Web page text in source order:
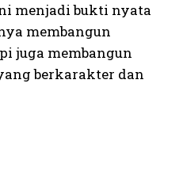
menjadi bukti nyata
membangun
juga membangun
berkarakter dan